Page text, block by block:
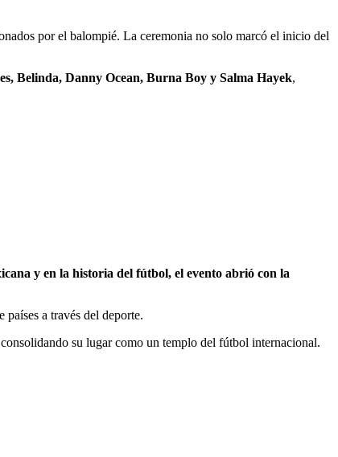
por el balompié. La ceremonia no solo marcó el inicio del
Belinda, Danny Ocean, Burna Boy y Salma Hayek,
y en la historia del fútbol, el evento abrió con la
a través del deporte.
su lugar como un templo del fútbol internacional.